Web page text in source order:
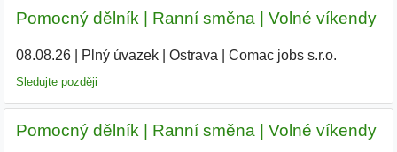
Pomocný dělník | Ranní směna | Volné víkendy
08.08.26| Plný úvazek| Ostrava Comac jobs s.r.o.
Sledujte později
Pomocný dělník | Ranní směna | Volné víkendy